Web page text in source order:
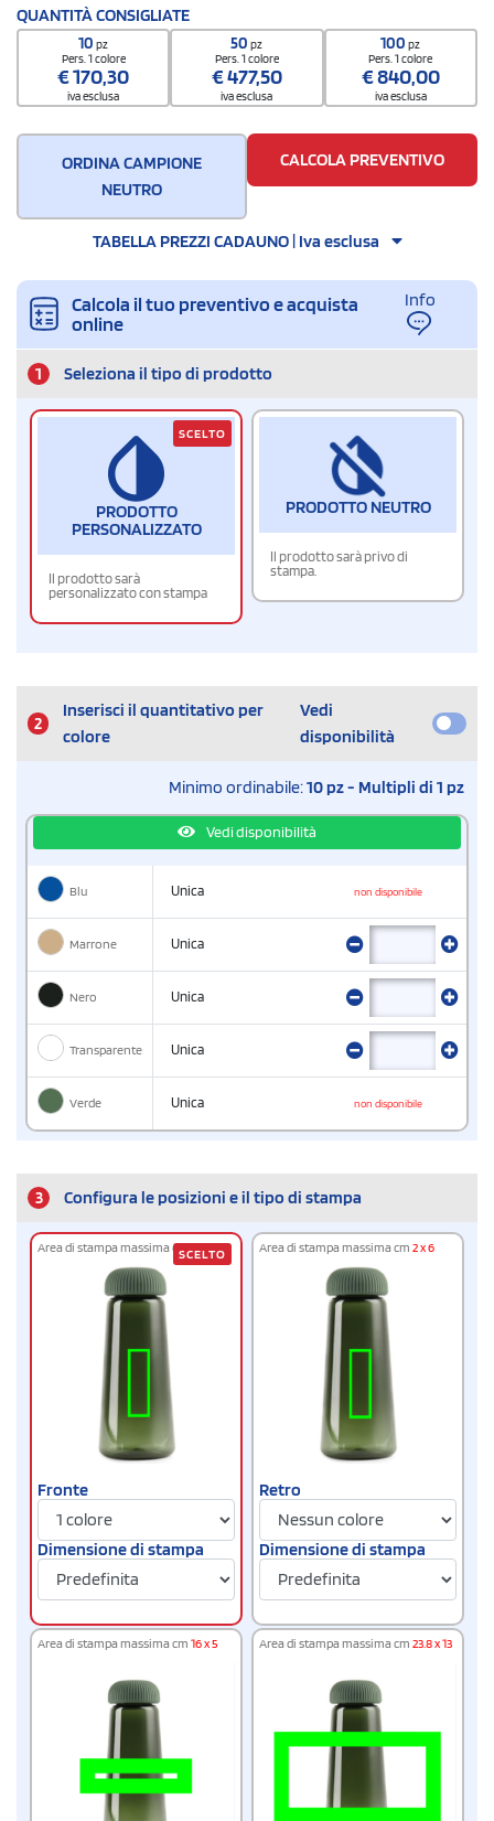
Codice doganale
3923301000
QUANTITÀ CONSIGLIATE
10pz
Pers. 1 colore
€170,30
iva esclusa
50pz
Pers. 1 colore
€477,50
iva esclusa
100pz
Pers. 1 colore
€840,00
iva esclusa
ORDINA CAMPIONE
NEUTRO
CALCOLA PREVENTIVO
TABELLA PREZZI CADAUNO | Iva esclusa
Calcola il tuo preventivo e acquista
online
Info
1 Seleziona il tipo di prodotto
PRODOTTO
PERSONALIZZATO
Il prodotto sarà
personalizzato con stampa
SCELTO
PRODOTTO NEUTRO
Il prodotto sarà privo di
stampa.
2
Inserisci il quantitativo per
colore
Vedi
disponibilità
Minimo ordinabile:10 pz - Multipli di 1 pz
Vedi disponibilità
Blu Unica non disponibile
Marrone Unica
Nero Unica
Transparente Unica
Verde Unica non disponibile
3 Configura le posizioni e il tipo di stampa
Area di stampa massima cm2 x 6
Fronte
Dimensione di stampa
SCELTO Area di stampa massima cm 2 x 6
Retro
Dimensione di stampa
Area di stampa massima cm 16 x 5 Area di stampa massima cm 23.8 x 13